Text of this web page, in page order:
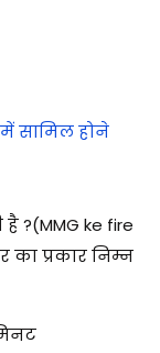
सामिल होने
?(MMG ke fire
का प्रकार निम्न